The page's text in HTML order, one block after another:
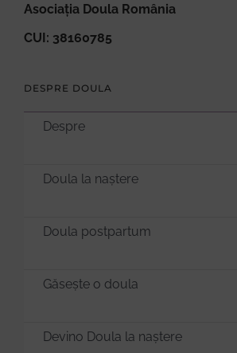
Asociația Doula România
CUI: 38160785
DESPRE DOULA
Despre
Doula la naștere
Doula postpartum
Găsește o doula
Devino Doula la naștere